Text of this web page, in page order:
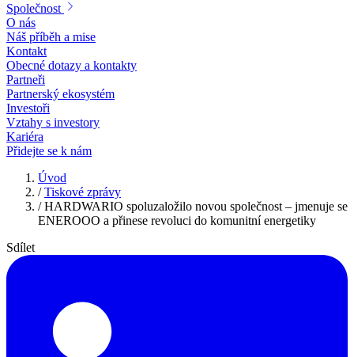
Společnost
O nás
Náš příběh a mise
Kontakt
Obecné dotazy a kontakty
Partneři
Partnerský ekosystém
Investoři
Vztahy s investory
Kariéra
Přidejte se k nám
Úvod
/ Tiskové zprávy
/ HARDWARIO spoluzaložilo novou společnost – jmenuje se
ENEROOO a přinese revoluci do komunitní energetiky
Sdílet